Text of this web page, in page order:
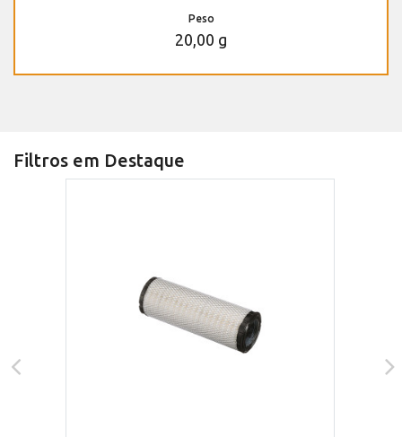
Peso
20,00 g
Filtros em Destaque